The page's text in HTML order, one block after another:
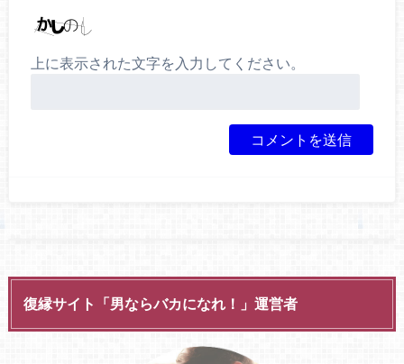
上に表示された文字を入力してください。
復縁サイト「男ならバカになれ！」運営者